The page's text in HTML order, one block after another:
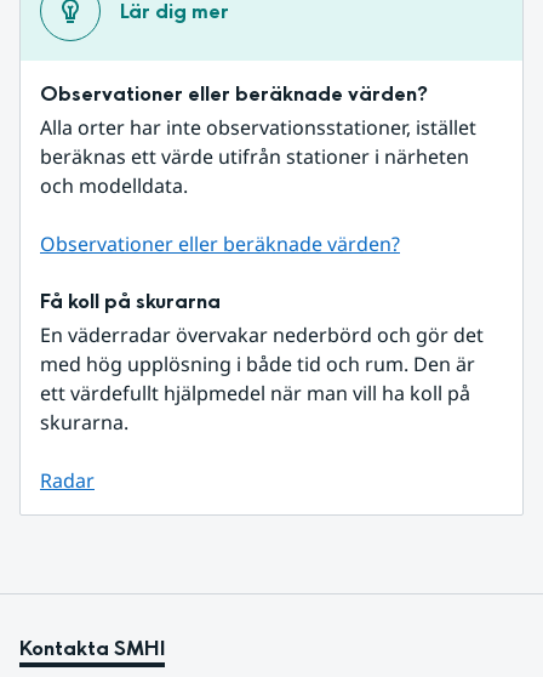
Lär dig mer
Observationer eller beräknade värden?
Alla orter har inte observationsstationer, istället
beräknas ett värde utifrån stationer i närheten
och modelldata.
Observationer eller beräknade värden?
Få koll på skurarna
En väderradar övervakar nederbörd och gör det
med hög upplösning i både tid och rum. Den är
ett värdefullt hjälpmedel när man vill ha koll på
skurarna.
Radar
Kontakta SMHI